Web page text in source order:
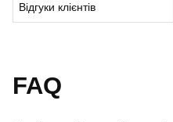
Відгуки клієнтів
FAQ